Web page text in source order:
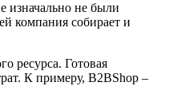
изначально не были
компания собирает и
ресурса. Готовая
К примеру, B2BShop –